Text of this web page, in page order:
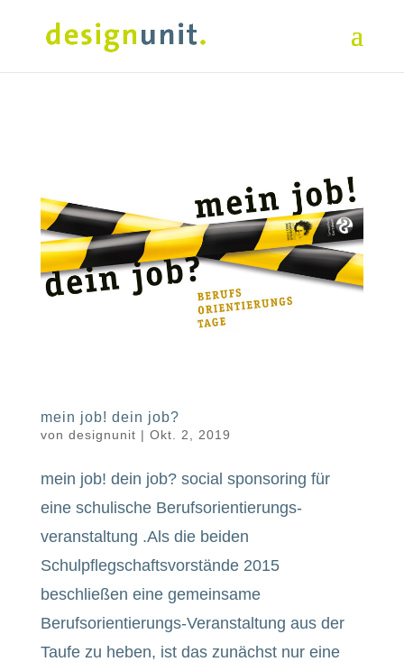
mein job! dein job?
von designunit | Okt. 2, 2019
mein job! dein job? social sponsoring für
eine schulische Berufsorientierungs-
veranstaltung .Als die beiden
Schulpflegschaftsvorstände 2015
beschließen eine gemeinsame
Berufsorientierungs-Veranstaltung aus der
Taufe zu heben, ist das zunächst nur eine